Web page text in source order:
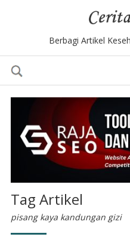
Berbagi Artikel
Tag Artikel
pisang kaya kandungan gizi